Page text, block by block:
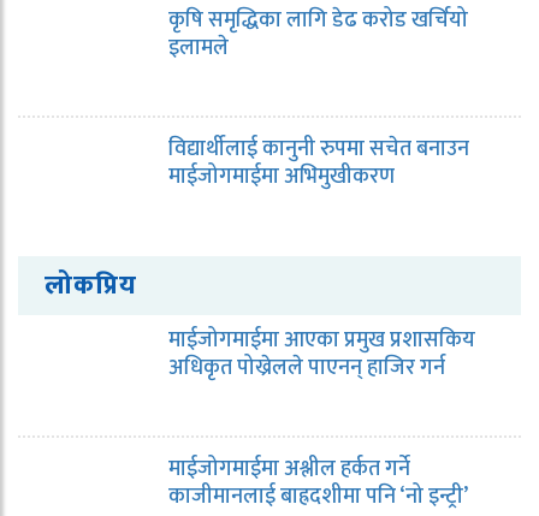
कृषि समृद्धिका लागि डेढ करोड खर्चियो
इलामले
विद्यार्थीलाई कानुनी रुपमा सचेत बनाउन
माईजोगमाईमा अभिमुखीकरण
लोकप्रिय
माईजोगमाईमा आएका प्रमुख प्रशासकिय
अधिकृत पोख्रेलले पाएनन् हाजिर गर्न
माईजोगमाईमा अश्लील हर्कत गर्ने
काजीमानलाई बाह्रदशीमा पनि ‘नो इन्ट्री’